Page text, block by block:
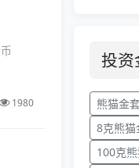
1980
投资
熊猫金
8克熊猫
100克